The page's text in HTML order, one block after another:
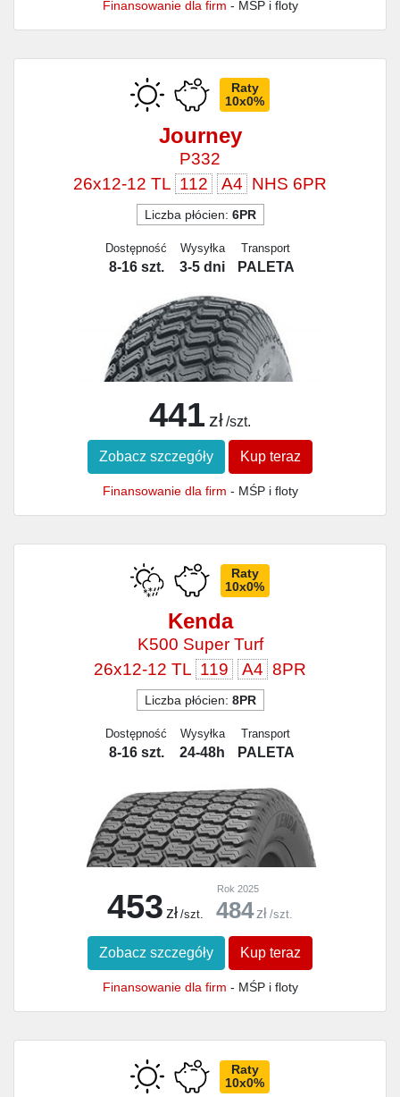
Finansowanie dla firm - MŚP i floty
Raty
10x0%
Journey
P332
26x12-12 TL 112 A4 NHS 6PR
Liczba płócien: 6PR
Dostępność
8-16 szt.
Wysyłka
3-5 dni
Transport
PALETA
441 zł /szt.
Zobacz szczegóły Kup teraz
Finansowanie dla firm - MŚP i floty
Raty
10x0%
Kenda
K500 Super Turf
26x12-12 TL 119 A4 8PR
Liczba płócien: 8PR
Dostępność
8-16 szt.
Wysyłka
24-48h
Transport
PALETA
453 zł /szt.
Rok 2025
484 zł /szt.
Zobacz szczegóły Kup teraz
Finansowanie dla firm - MŚP i floty
Raty
10x0%